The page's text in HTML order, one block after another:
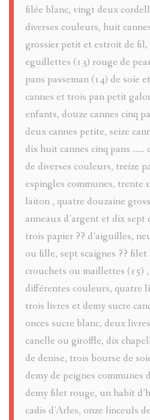
filée blanc, vingt deux
diverses couleurs, huit
grossier petit et estroit de fil,
eguillettes (13) rouge de
pans passeman (14) de soie
cannes et trois pan petit
enfants, douze cannes cinq
deux cannes petite, seize
dix huit cannes cinq pans .....
de diverses couleurs, treize
espingles communes, trente
laiton , quatre douzaine
anneaux d’argent et dix sept
trois papier ?? d’aiguilles,
ou fille, sept scaignes ??
crouchets ou maillettes (15)
différentes couleurs, quatre
trois livres et demy sucre
onces sucre blanc, deux
canelle ou giroffle, dix
de denise, trois bourse de
demy de peignes communes
demy filet rouge, un habit
cadis d’Arles, onze linceuls